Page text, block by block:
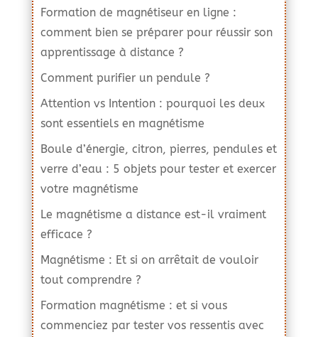
Formation de magnétiseur en ligne :
comment bien se préparer pour réussir son
apprentissage à distance ?
Comment purifier un pendule ?
Attention vs Intention : pourquoi les deux
sont essentiels en magnétisme
Boule d’énergie, citron, pierres, pendules et
verre d’eau : 5 objets pour tester et exercer
votre magnétisme
Le magnétisme a distance est-il vraiment
efficace ?
Magnétisme : Et si on arrêtait de vouloir
tout comprendre ?
Formation magnétisme : et si vous
commenciez par tester vos ressentis avec